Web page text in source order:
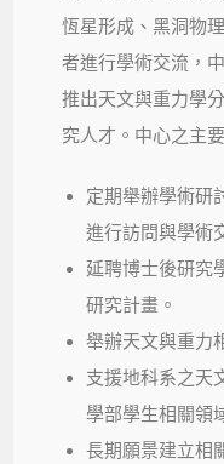
恆星形成、黑洞物
者進行學術交流，
推出天文與重力學
究人才。中心之主
定期舉辦學術研
進行訪問與學術
延聘博士後研究
研究計畫。
舉辦天文與重力
支援地科系之天
學部學生相關領
長期願景建立相